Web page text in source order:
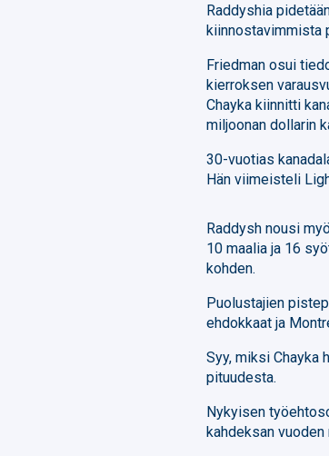
Raddyshia
kiinnostavimmista
Friedman osui
kierroksen
Chayka kiinnitti
miljoonan dollarin
30-vuotias
Hän viimeisteli
Raddysh nousi
10 maalia ja 16
kohden.
Puolustajien
ehdokkaat ja
Syy, miksi
pituudesta.
Nykyisen
kahdeksan